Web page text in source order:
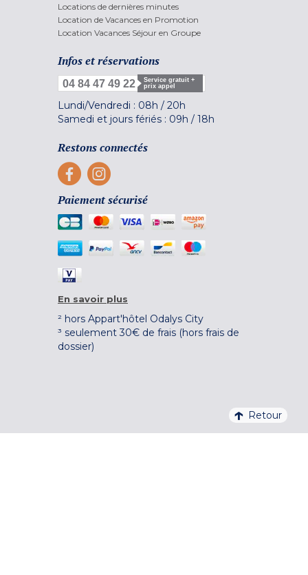
Locations de dernières minutes
Location de Vacances en Promotion
Location Vacances Séjour en Groupe
Infos et réservations
04 84 47 49 22
Service gratuit +
prix appel
Lundi/Vendredi : 08h / 20h
Samedi et jours fériés : 09h / 18h
Restons connectés
Paiement sécurisé
En savoir plus
² hors Appart'hôtel Odalys City
³ seulement 30€ de frais (hors frais de
dossier)
Retour